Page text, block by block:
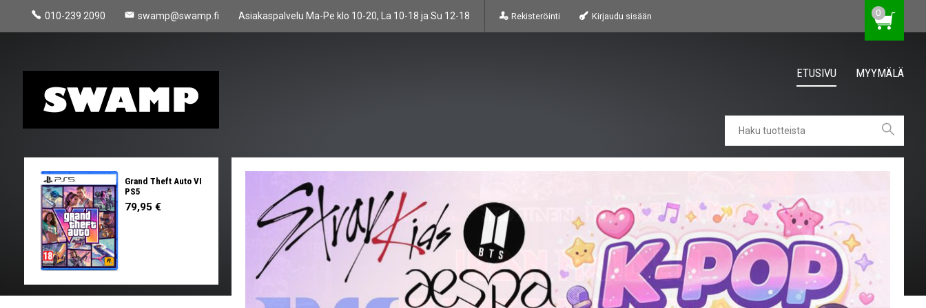
010-239 2090 swamp@swamp.fi Asiakaspalvelu Ma-Pe klo 10-20, La 10-18 ja Su 12-18 Rekisteröinti Kirjaudu sisään 0
ETUSIVU MYYMÄLÄ
Grand Theft Auto VI
PS5
79,95 €